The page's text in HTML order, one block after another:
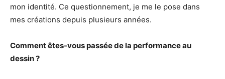
mon identité. Ce questionnement, je me le pose dans
mes créations depuis plusieurs années.
Comment êtes-vous passée de la performance au
dessin ?